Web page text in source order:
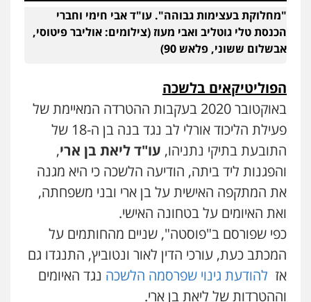
"מחלוקת בעצימות גבוהה". עו"ד אבי חימי וחברי
הכנסת טלי גוטליב ואבי מעוז (צילומים: אוליבר פיטוסי,
אבשלום ששוני, פלאש 90)
הפוליטיקאים בלשכה
באוקטובר 2020 בעקבות ההטרדה המאיימת של
פעילת הליכוד אורלי לב נגד בנה בן ה-18 של
התובעת בתיקי נתניהו, עו"ד ליאת בן ארי,
והפגנות ליד ביתה, הודיעה הלשכה כי היא מגנה
את המתקפה האישית על בן ארי ובני משפחתה,
ואת האיומים על בטחונה האישי.
כפי שפורסם ב"פוסטה", שניים מהחותמים על
המכתב כעת, עורכי הדין לאור ונטוביץ, התנגדו גם
אז להודעת גינוי שפרסמה הלשכה נגד האיומים
וההטרדות של ליאת בן ארי.